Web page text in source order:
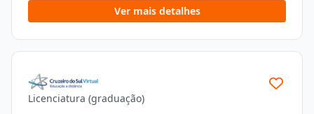
Ver mais detalhes
Licenciatura (graduação)